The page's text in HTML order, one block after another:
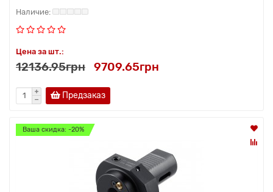
Цена за шт.:
12136.95грн 9709.65грн
Предзаказ
Ваша скидка: -20%